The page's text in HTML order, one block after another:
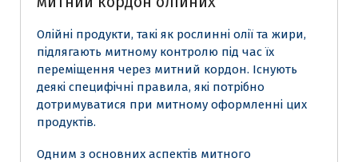
Олійні продукти, такі як рослинні олії та жири,
підлягають митному контролю під час їх
переміщення через митний кордон. Існують
деякі специфічні правила, які потрібно
дотримуватися при митному оформленні цих
продуктів.
Одним з основних аспектів митного